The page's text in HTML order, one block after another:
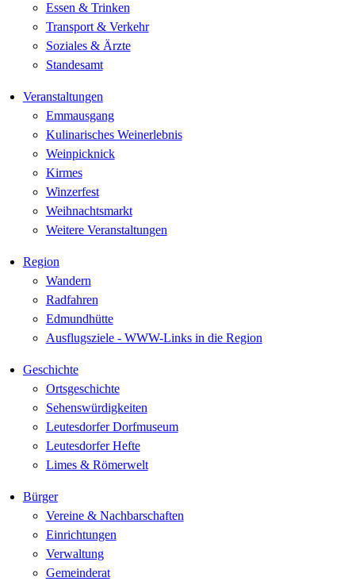
Essen & Trinken
Transport & Verkehr
Soziales & Ärzte
Standesamt
Veranstaltungen
Emmausgang
Kulinarisches Weinerlebnis
Weinpicknick
Kirmes
Winzerfest
Weihnachtsmarkt
Weitere Veranstaltungen
Region
Wandern
Radfahren
Edmundhütte
Ausflugsziele - WWW-Links in die Region
Geschichte
Ortsgeschichte
Sehenswürdigkeiten
Leutesdorfer Dorfmuseum
Leutesdorfer Hefte
Limes & Römerwelt
Bürger
Vereine & Nachbarschaften
Einrichtungen
Verwaltung
Gemeinderat